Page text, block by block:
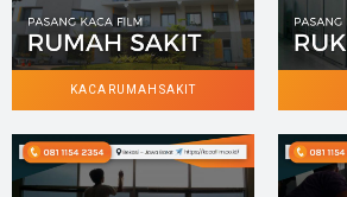
KACA RUMAH SAKIT